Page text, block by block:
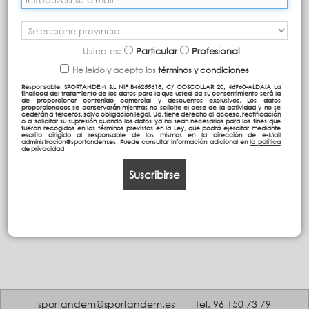
Usted es: Particular Profesional
He leído y acepto los términos y condiciones
Responsable: SPORTANDEM S.L NIF B46255618, C/ COSCOLLAR 20, 46960-ALDAIA La
finalidad del tratamiento de los datos para la que usted da su consentimiento será la
de proporcionar contenido comercial y descuentos exclusivos. Los datos
proporcionados se conservarán mientras no solicite el cese de la actividad y no se
cederán a terceros, salvo obligación legal. Ud. tiene derecho al acceso, rectificación
o a solicitar su supresión cuando los datos ya no sean necesarios para los fines que
fueron recogidos en los términos previstos en la Ley, que podrá ejercitar mediante
escrito dirigido al responsable de los mismos en la dirección de e-Mail
administracion@sportandem.es. Puede consultar información adicional enla política
de privacidad
Suscribirse
sportandem@sportandem.es Tel. 96 150 73 79